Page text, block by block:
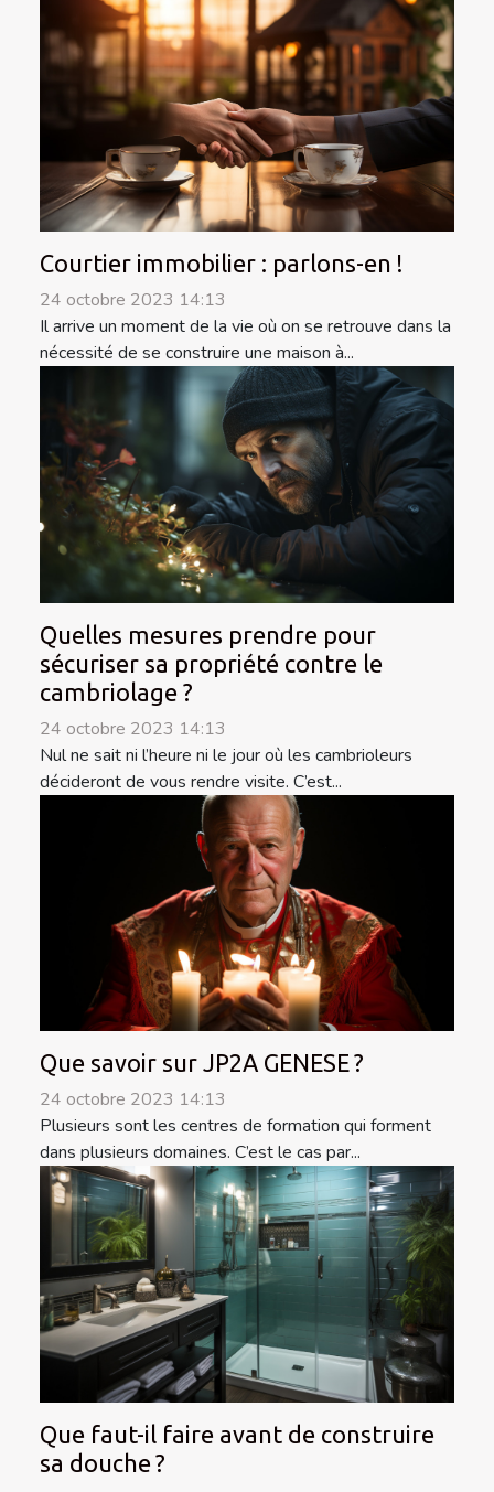
Courtier immobilier : parlons-en !
24 octobre 2023 14:13
Il arrive un moment de la vie où on se retrouve dans la
nécessité de se construire une maison à...
Quelles mesures prendre pour
sécuriser sa propriété contre le
cambriolage ?
24 octobre 2023 14:13
Nul ne sait ni l’heure ni le jour où les cambrioleurs
décideront de vous rendre visite. C’est...
Que savoir sur JP2A GENESE ?
24 octobre 2023 14:13
Plusieurs sont les centres de formation qui forment
dans plusieurs domaines. C’est le cas par...
Que faut-il faire avant de construire
sa douche ?